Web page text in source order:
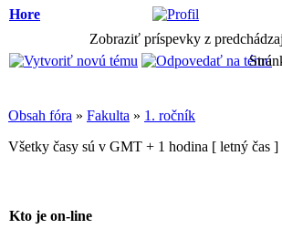
Hore
Zobraziť príspevky z
Obsah fóra » Fakulta » 1. ročník
Všetky časy sú v GMT + 1 hodina [ letný čas ]
Kto je on-line